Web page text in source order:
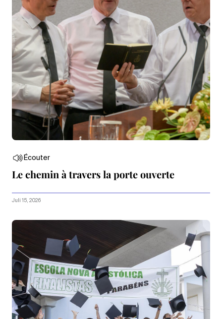
Écouter
Le chemin à travers la porte ouverte
Juli 15, 2026